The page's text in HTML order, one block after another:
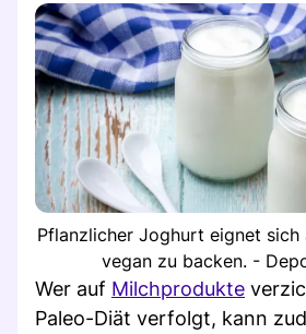
Pflanzlicher Joghurt eignet sich
vegan zu backen. -
Wer auf Milchprodukte
Paleo-Diät verfolgt, kann